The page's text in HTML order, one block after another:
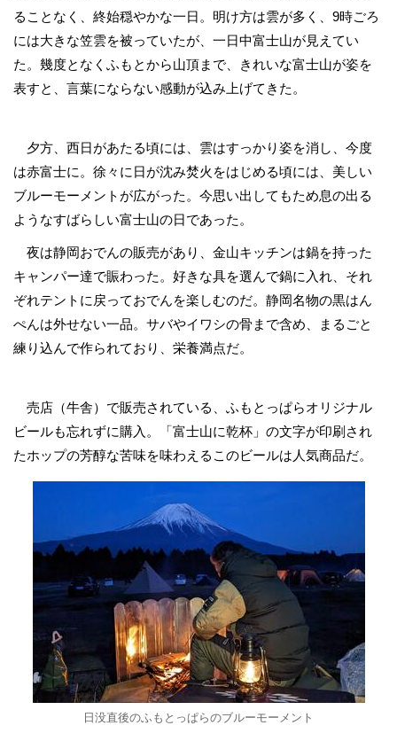
ることなく、終始穏やかな一日。明け方は雲が多く、9時ごろ
には大きな笠雲を被っていたが、一日中富士山が見えてい
た。幾度となくふもとから山頂まで、きれいな富士山が姿を
表すと、言葉にならない感動が込み上げてきた。
夕方、西日があたる頃には、雲はすっかり姿を消し、今度
は赤富士に。徐々に日が沈み焚火をはじめる頃には、美しい
ブルーモーメントが広がった。今思い出してもため息の出る
ようなすばらしい富士山の日であった。
夜は静岡おでんの販売があり、金山キッチンは鍋を持った
キャンパー達で賑わった。好きな具を選んで鍋に入れ、それ
ぞれテントに戻っておでんを楽しむのだ。静岡名物の黒はん
ぺんは外せない一品。サバやイワシの骨まで含め、まるごと
練り込んで作られており、栄養満点だ。
売店（牛舎）で販売されている、ふもとっぱらオリジナル
ビールも忘れずに購入。「富士山に乾杯」の文字が印刷され
たホップの芳醇な苦味を味わえるこのビールは人気商品だ。
日没直後のふもとっぱらのブルーモーメント